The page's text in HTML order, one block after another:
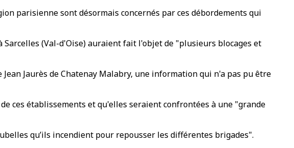
parisienne sont désormais concernés par ces débordements qui
(Val-d'Oise) auraient fait l'objet de "plusieurs blocages et
Jaurès de Chatenay Malabry, une information qui n'a pas pu être
ces établissements et qu'elles seraient confrontées à une "grande
qu’ils incendient pour repousser les différentes brigades".